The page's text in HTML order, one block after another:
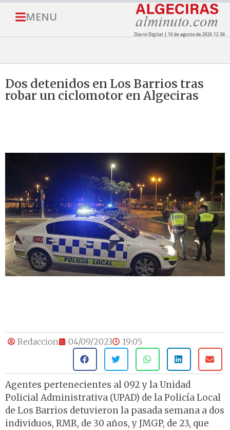
MENU
Diario Digital | 10 de agosto de 2026 12:34
Dos detenidos en Los Barrios tras
robar un ciclomotor en Algeciras
Redaccion 04/09/2023 19:05
Agentes pertenecientes al 092 y la Unidad
Policial Administrativa (UPAD) de la Policía Local
de Los Barrios detuvieron la pasada semana a dos
individuos, RMR, de 30 años, y JMGP, de 23, que